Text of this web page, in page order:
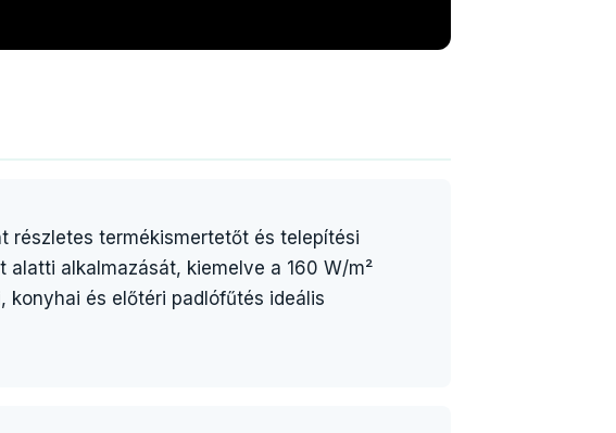
részletes termékismertetőt és telepítési
alkalmazását, kiemelve a 160 W/m²
konyhai és előtéri padlófűtés ideális